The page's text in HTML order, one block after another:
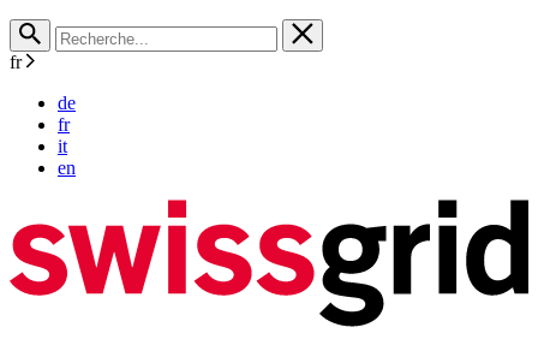
fr
de
fr
it
en